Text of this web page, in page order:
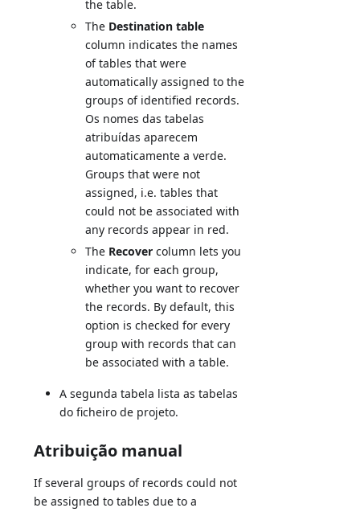
the table.
The Destination table
column indicates the names
of tables that were
automatically assigned to the
groups of identified records.
Os nomes das tabelas
atribuídas aparecem
automaticamente a verde.
Groups that were not
assigned, i.e. tables that
could not be associated with
any records appear in red.
The Recover column lets you
indicate, for each group,
whether you want to recover
the records. By default, this
option is checked for every
group with records that can
be associated with a table.
A segunda tabela lista as tabelas
do ficheiro de projeto.
Atribuição manual
If several groups of records could not
be assigned to tables due to a